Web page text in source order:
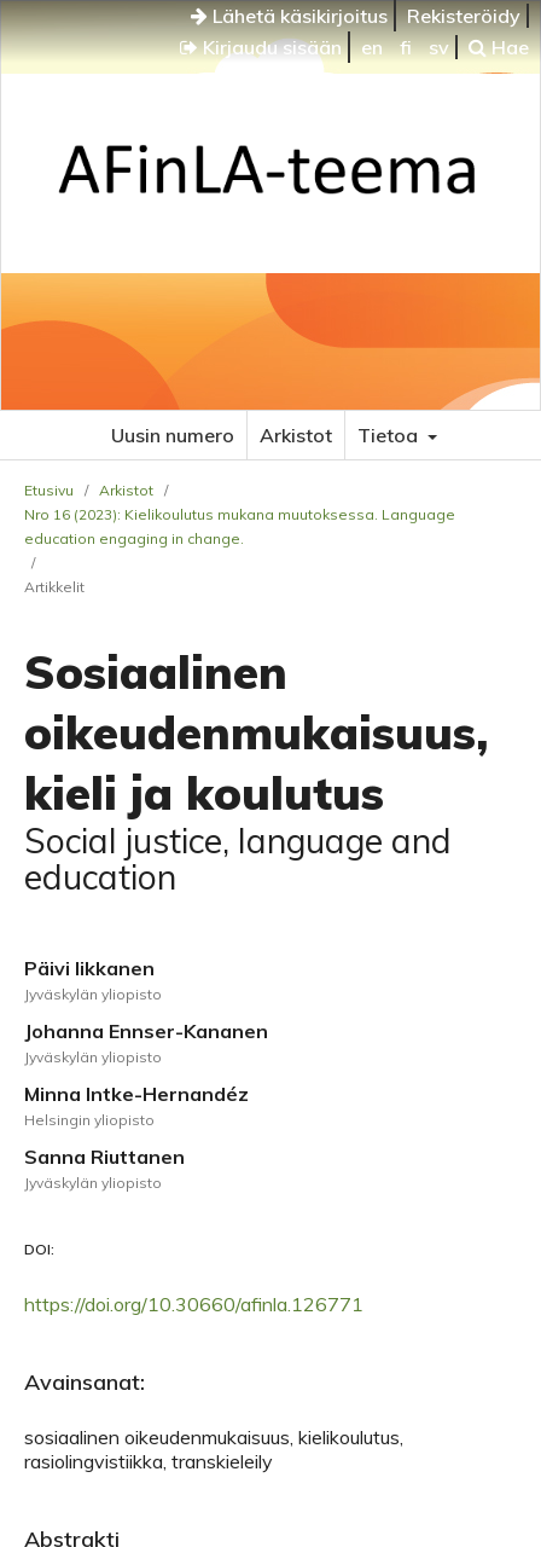
Lähetä käsikirjoitus
Rekisteröidy
Kirjaudu sisään
en fi sv Hae
Uusin numero Arkistot Tietoa
Etusivu / Arkistot /
Nro 16 (2023): Kielikoulutus mukana muutoksessa. Language
education engaging in change.
/
Artikkelit
Sosiaalinen
oikeudenmukaisuus,
kieli ja koulutus
Social justice, language and
education
Päivi Iikkanen
Jyväskylän yliopisto
Johanna Ennser-Kananen
Jyväskylän yliopisto
Minna Intke-Hernandéz
Helsingin yliopisto
Sanna Riuttanen
Jyväskylän yliopisto
DOI:
https://doi.org/10.30660/afinla.126771
Avainsanat:
sosiaalinen oikeudenmukaisuus, kielikoulutus,
rasiolingvistiikka, transkieleily
Abstrakti